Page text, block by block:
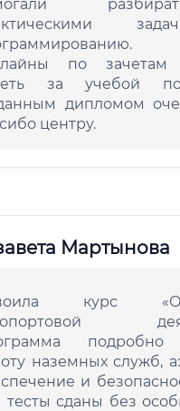
по зачетам
за учебой
дипломом
центру.
Мартынова
курс
подробно
наземных служб,
и
тесты сданы без